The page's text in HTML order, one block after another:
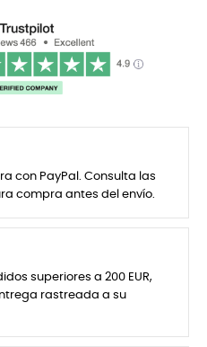
con PayPal. Consulta las
compra antes del envío.
superiores a 200 EUR,
rastreada a su